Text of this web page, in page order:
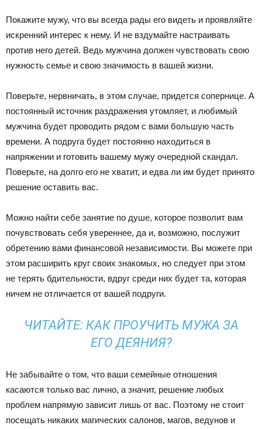
Покажите мужу, что вы всегда рады его видеть и проявляйте
искренний интерес к нему. И не вздумайте настраивать
против него детей. Ведь мужчина должен чувствовать свою
нужность семье и свою значимость в вашей жизни.
Поверьте, нервничать, в этом случае, придется сопернице. А
постоянный источник раздражения утомляет, и любимый
мужчина будет проводить рядом с вами большую часть
времени. А подруга будет постоянно находиться в
напряжении и готовить вашему мужу очередной скандал.
Поверьте, на долго его не хватит, и едва ли им будет принято
решение оставить вас.
Можно найти себе занятие по душе, которое позволит вам
почувствовать себя увереннее, да и, возможно, послужит
обретению вами финансовой независимости. Вы можете при
этом расширить круг своих знакомых, но следует при этом
не терять бдительности, вдруг среди них будет та, которая
ничем не отличается от вашей подруги.
ЧИТАЙТЕ: КАК ПРОУЧИТЬ МУЖА ЗА
ЕГО ДЕЯНИЯ?
Не забывайте о том, что ваши семейные отношения
касаются только вас лично, а значит, решение любых
проблем напрямую зависит лишь от вас. Поэтому не стоит
посещать никаких магических салонов, магов, ведунов и